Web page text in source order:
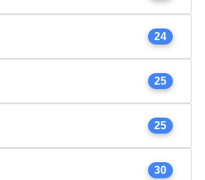
24
25
25
30